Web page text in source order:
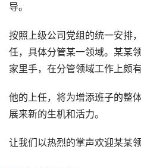
导。
按照上级公司党组的统一安排
任，具体分管某一领域。某某
家里手，在分管领域工作上颇有
他的上任，将为增添班子的整
展来新的生机和活力。
让我们以热烈的掌声欢迎某某领